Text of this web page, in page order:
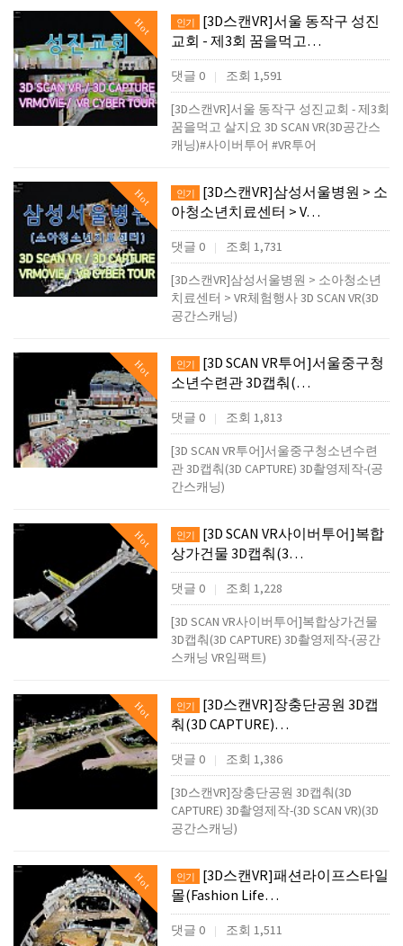
Hot 인기
[3D스캔VR]서울 동작구 성진
교회 - 제3회 꿈을먹고…
댓글 0 조회 1,591
[3D스캔VR]서울 동작구 성진교회 - 제3회
꿈을먹고 살지요 3D SCAN VR(3D공간스
캐닝)#사이버투어 #VR투어
Hot 인기
[3D스캔VR]삼성서울병원 > 소
아청소년치료센터 > V…
댓글 0 조회 1,731
[3D스캔VR]삼성서울병원 > 소아청소년
치료센터 > VR체험행사 3D SCAN VR(3D
공간스캐닝)
Hot 인기
[3D SCAN VR투어]서울중구청
소년수련관 3D캡춰(…
댓글 0 조회 1,813
[3D SCAN VR투어]서울중구청소년수련
관 3D캡춰(3D CAPTURE) 3D촬영제작-(공
간스캐닝)
Hot 인기
[3D SCAN VR사이버투어]복합
상가건물 3D캡춰(3…
댓글 0 조회 1,228
[3D SCAN VR사이버투어]복합상가건물
3D캡춰(3D CAPTURE) 3D촬영제작-(공간
스캐닝 VR임팩트)
Hot 인기
[3D스캔VR]장충단공원 3D캡
춰(3D CAPTURE)…
댓글 0 조회 1,386
[3D스캔VR]장충단공원 3D캡춰(3D
CAPTURE) 3D촬영제작-(3D SCAN VR)(3D
공간스캐닝)
Hot 인기
[3D스캔VR]패션라이프스타일
몰(Fashion Life…
댓글 0 조회 1,511